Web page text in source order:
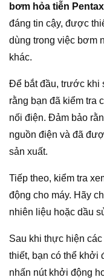
bơm hỏa tiễn
đáng tin cậy, được
dùng trong việc bơm
khác.
Để bắt đầu, trước khi
rằng bạn đã kiểm tra
nối điện. Đảm bảo
nguồn điện và đã
sản xuất.
Tiếp theo, kiểm tra
động cho máy. Hãy
nhiên liệu hoặc dầu
Sau khi thực hiện
thiết, bạn có thể khởi
nhấn nút khởi động